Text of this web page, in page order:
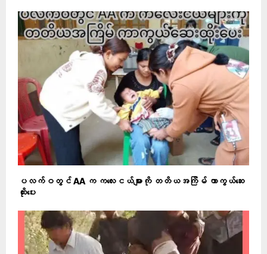
ပလက်ဝတွင် AA က ကလေးငယ်များကို တတိယအကြိမ် ကာကွယ်ဆေး
ထိုးပေး